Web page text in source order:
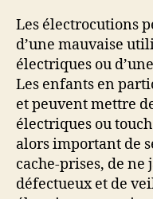
Les électrocutions
d’une mauvaise
électriques ou
Les enfants en
et peuvent mettre
électriques ou
alors important de
cache-prises, de
défectueux et de